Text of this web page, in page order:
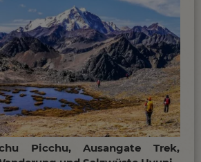
Picchu, Ausangate Trek,